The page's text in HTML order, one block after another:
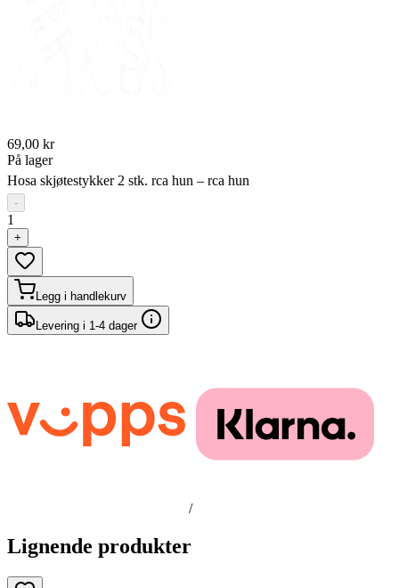
69,00 kr
På lager
Hosa skjøtestykker 2 stk. rca hun – rca hun
-
1
+
Legg i handlekurv
Levering i 1-4 dager
/
Lignende produkter